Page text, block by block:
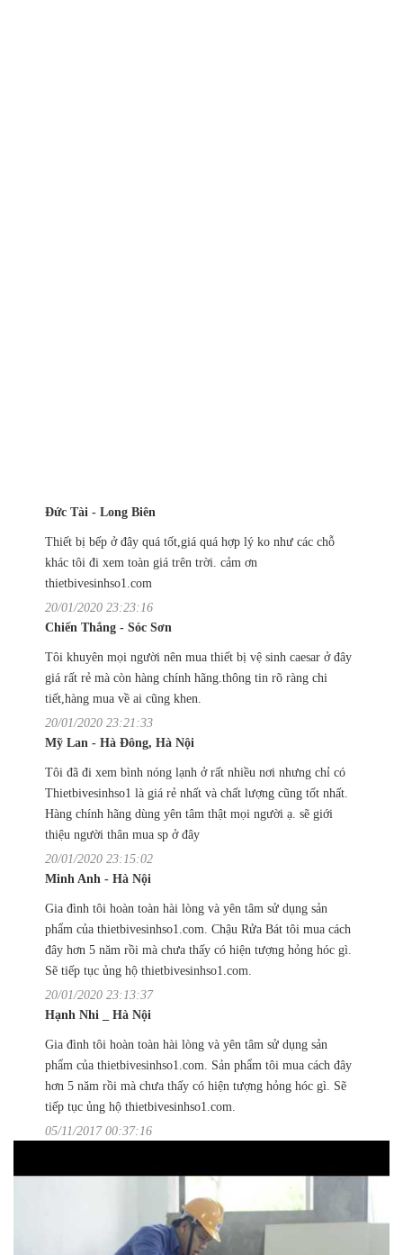
Đức Tài - Long Biên
Thiết bị bếp ở đây quá tốt,giá quá hợp lý ko như các chỗ
khác tôi đi xem toàn giá trên trời. cảm ơn
thietbivesinhso1.com
20/01/2020 23:23:16
Chiến Thắng - Sóc Sơn
Tôi khuyên mọi người nên mua thiết bị vệ sinh caesar ở đây
giá rất rẻ mà còn hàng chính hãng.thông tin rõ ràng chi
tiết,hàng mua về ai cũng khen.
20/01/2020 23:21:33
Mỹ Lan - Hà Đông, Hà Nội
Tôi đã đi xem bình nóng lạnh ở rất nhiều nơi nhưng chỉ có
Thietbivesinhso1 là giá rẻ nhất và chất lượng cũng tốt nhất.
Hàng chính hãng dùng yên tâm thật mọi người ạ. sẽ giới
thiệu người thân mua sp ở đây
20/01/2020 23:15:02
Minh Anh - Hà Nội
Gia đình tôi hoàn toàn hài lòng và yên tâm sử dụng sản
phẩm của thietbivesinhso1.com. Chậu Rửa Bát tôi mua cách
đây hơn 5 năm rồi mà chưa thấy có hiện tượng hỏng hóc gì.
Sẽ tiếp tục ủng hộ thietbivesinhso1.com.
20/01/2020 23:13:37
Hạnh Nhi _ Hà Nội
Gia đình tôi hoàn toàn hài lòng và yên tâm sử dụng sản
phẩm của thietbivesinhso1.com. Sản phẩm tôi mua cách đây
hơn 5 năm rồi mà chưa thấy có hiện tượng hỏng hóc gì. Sẽ
tiếp tục ủng hộ thietbivesinhso1.com.
05/11/2017 00:37:16